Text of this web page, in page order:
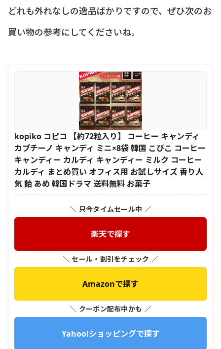
どれも外れなしの逸品ばかりですので、ぜひ次のお
買い物の参考にしてくださいね。
kopiko コピコ 【約72粒入り】 コーヒー キャンディ
カプチーノ キャンディ ミニ×8袋 韓国 こぴこ コーヒー
キャンディー カルディ キャンディー ミルク コーヒー
カルディ まとめ買い オフィス用 お試しサイズ 香り人
気 飴 あめ 韓国ドラマ 送料無料 お菓子
＼ 只今タイムセール中 ／
楽天で探す
＼ セール・割引をチェック ／
Amazonで探す
＼ クーポン配布中かも ／
Yahoo!ショッピングで探す